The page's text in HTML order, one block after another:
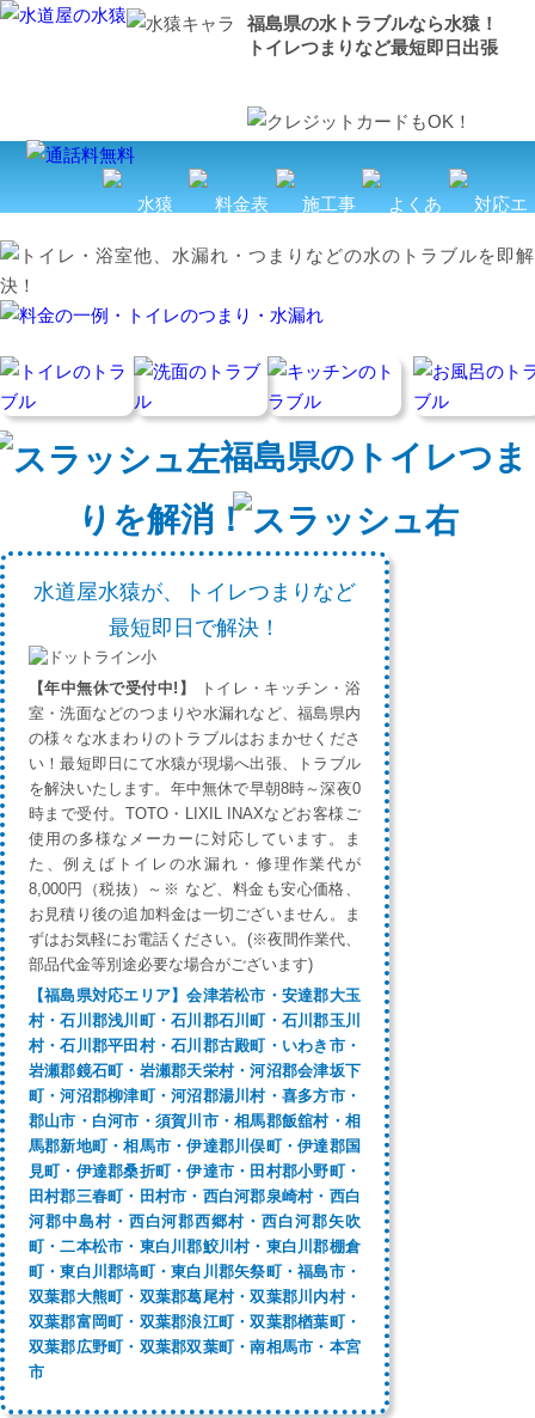
福島県の水トラブルなら水猿！
トイレつまりなど最短即日出張
福島県のトイレつま
りを解消！
水道屋水猿が、トイレつまりなど
最短即日で解決！
【年中無休で受付中!】
トイレ・キッチン・浴
室・洗面などのつまりや水漏れなど、福島県内
の様々な水まわりのトラブルはおまかせくださ
い！最短即日にて水猿が現場へ出張、トラブル
を解決いたします。年中無休で早朝8時～深夜0
時まで受付。TOTO・LIXIL INAXなどお客様ご
使用の多様なメーカーに対応しています。ま
た、例えばトイレの水漏れ・修理作業代が
8,000円（税抜）～※ など、料金も安心価格、
お見積り後の追加料金は一切ございません。ま
ずはお気軽にお電話ください。(※夜間作業代、
部品代金等別途必要な場合がございます)
【福島県対応エリア】会津若松市・安達郡大玉
村・石川郡浅川町・石川郡石川町・石川郡玉川
村・石川郡平田村・石川郡古殿町・いわき市・
岩瀬郡鏡石町・岩瀬郡天栄村・河沼郡会津坂下
町・河沼郡柳津町・河沼郡湯川村・喜多方市・
郡山市・白河市・須賀川市・相馬郡飯舘村・相
馬郡新地町・相馬市・伊達郡川俣町・伊達郡国
見町・伊達郡桑折町・伊達市・田村郡小野町・
田村郡三春町・田村市・西白河郡泉崎村・西白
河郡中島村・西白河郡西郷村・西白河郡矢吹
町・二本松市・東白川郡鮫川村・東白川郡棚倉
町・東白川郡塙町・東白川郡矢祭町・福島市・
双葉郡大熊町・双葉郡葛尾村・双葉郡川内村・
双葉郡富岡町・双葉郡浪江町・双葉郡楢葉町・
双葉郡広野町・双葉郡双葉町・南相馬市・本宮
市